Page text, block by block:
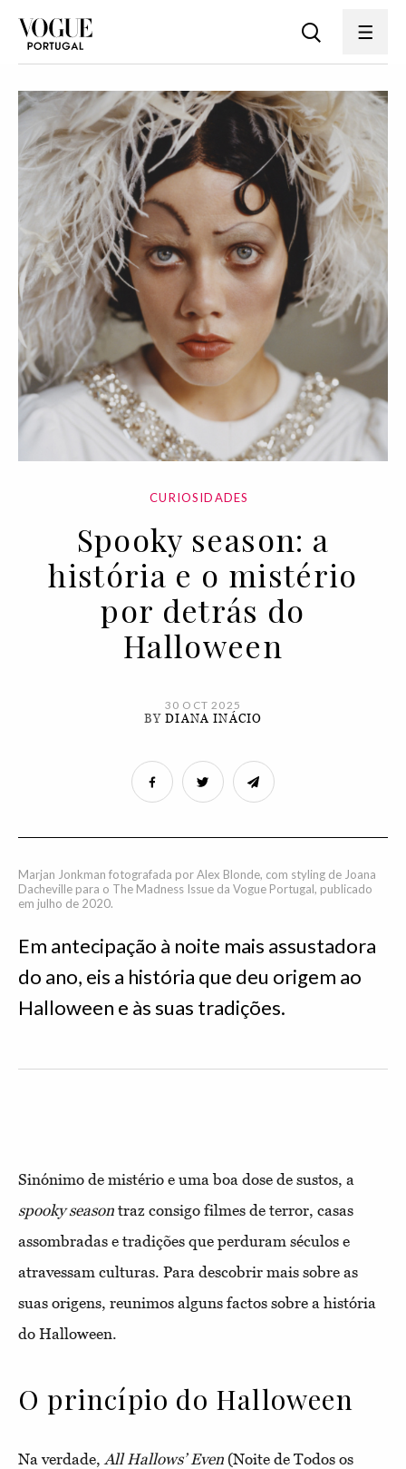
CURIOSIDADES
Spooky season: a
história e o mistério
por detrás do
Halloween
30 OCT 2025
BYDIANA INÁCIO
Marjan Jonkman fotografada por Alex Blonde, com styling de Joana
Dacheville para o The Madness Issue da Vogue Portugal, publicado
em julho de 2020.
Em antecipação à noite mais assustadora
do ano, eis a história que deu origem ao
Halloween e às suas tradições.
Sinónimo de mistério e uma boa dose de sustos, a
spooky season traz consigo filmes de terror, casas
assombradas e tradições que perduram séculos e
atravessam culturas. Para descobrir mais sobre as
suas origens, reunimos alguns factos sobre a história
do Halloween.
O princípio do Halloween
Na verdade,All Hallows’ Even (Noite de Todos os